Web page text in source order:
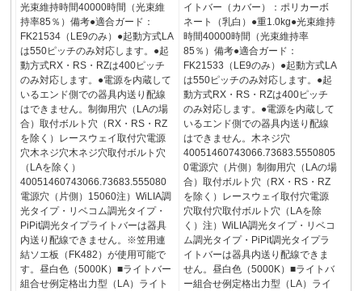
光束維持時間40000時間（光束維
持率85％）備考●適合ガード：
FK21534（LE9のみ）●起動方式LA
は550ピッチのみ対応します。●起
動方式RX・RS・RZは400ピッチ
のみ対応します。●電源を内蔵して
いるエンド側での器具内送り配線
はできません。制御用穴（LAの場
合）取付ボルト穴（RX・RS・RZ
を除く）レースウェイ取付穴電源
穴木ネジ穴木ネジ穴取付ボルト穴
（LAを除く）
40051460743066.73683.555080
電源穴（片側）15060注）WiLIA調
光タイプ・リベコム調光タイプ・
PiPit調光タイプライトバーは器具
内送り配線できません。※笠用連
結ソエ板（FK482）が使用可能で
す。昼白色（5000K）■ライトバー
組合せ例定格出力型（LA）ライト
イトバー（カバー）：ポリカーボ
ネート（乳白）●重1.0kg●光束維持
時間40000時間（光束維持率
85％）備考●適合ガード：
FK21533（LE9のみ）●起動方式LA
は550ピッチのみ対応します。●起
動方式RX・RS・RZは400ピッチ
のみ対応します。●電源を内蔵して
いるエンド側での器具内送り配線
はできません。木ネジ穴
40051460743066.73683.5550805
0電源穴（片側）制御用穴（LAの場
合）取付ボルト穴（RX・RS・RZ
を除く）レースウェイ取付穴電源
穴取付穴取付ボルト穴（LAを除
く）注）WiLIA調光タイプ・リベコ
ム調光タイプ・PiPit調光タイプラ
イトバーは器具内送り配線できま
せん。昼白色（5000K）■ライトバ
ー組合せ例定格出力型（LA）ライ